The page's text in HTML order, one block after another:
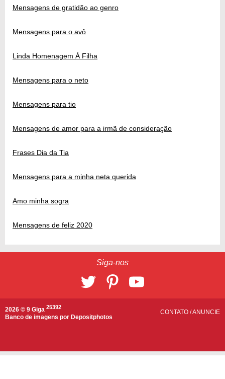
Mensagens de gratidão ao genro
Mensagens para o avô
Linda Homenagem À Filha
Mensagens para o neto
Mensagens para tio
Mensagens de amor para a irmã de consideração
Frases Dia da Tia
Mensagens para a minha neta querida
Amo minha sogra
Mensagens de feliz 2020
Siga-nos
2026 © 9 Giga 25392
Banco de imagens por Depositphotos
CONTATO /ANUNCIE